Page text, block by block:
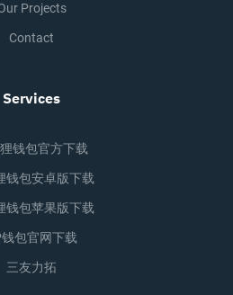
Projects
Contact
Services
钱包官方下载
钱包安卓版下载
钱包苹果版下载
包官网下载
三友力拓